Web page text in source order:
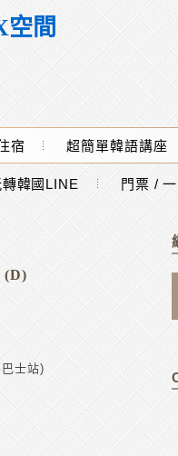
宿 超簡單韓語講座
韓國LINE 門票 /
(D)
士站)